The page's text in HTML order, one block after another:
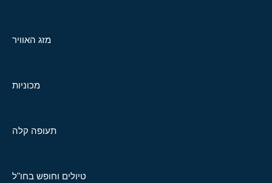
מזג האוויר
מכוניות
תעופה קלה
טיולים וחופש בחו"ל